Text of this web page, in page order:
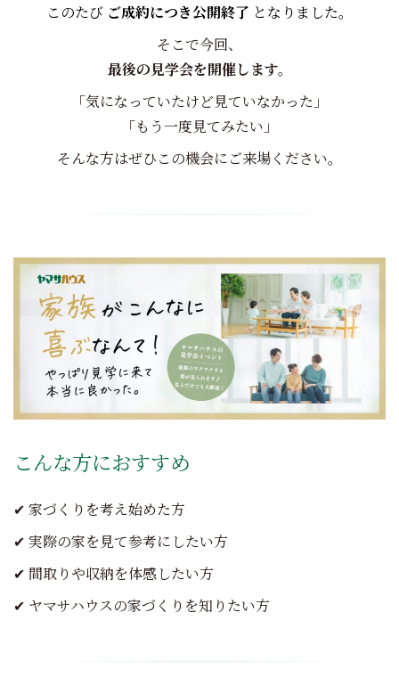
このたび ご成約につき公開終了 となりました。
そこで今回、
最後の見学会を開催します。
「気になっていたけど見ていなかった」
「もう一度見てみたい」
そんな方はぜひこの機会にご来場ください。
こんな方におすすめ
✔ 家づくりを考え始めた方
✔ 実際の家を見て参考にしたい方
✔ 間取りや収納を体感したい方
✔ ヤマサハウスの家づくりを知りたい方